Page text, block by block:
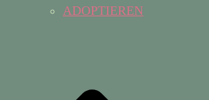
ADOPTIEREN